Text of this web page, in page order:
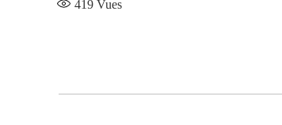
419 Vues